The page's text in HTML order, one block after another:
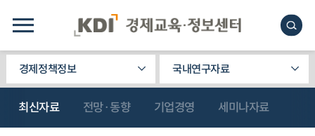
경제정책정보 국내연구자료
최신자료 전망·동향 기업경영 세미나자료